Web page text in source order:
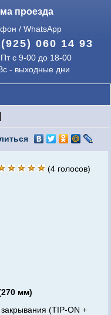
проезда
/ WhatsApp
060 14 93
с 9-00 до 18-00
- выходные дни
(4 голосов)
мм)
(TIP-ON +